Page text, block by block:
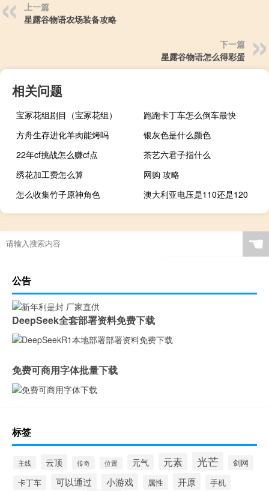
上一篇
星露谷物语农场装备攻略
下一篇
星露谷物语怎么得彩蛋
相关问题
宝冢花组剧目（宝冢花组）
跑跑卡丁车怎么倒车最快
方舟生存进化羊肉能烤吗
银灰色是什么颜色
22年cf挑战怎么赚cf点
茶艺六君子指什么
绣花加工费怎么算
网购 攻略
怎么收集竹子原神角色
澳大利亚电压是110还是120
☚
公告
DeepSeek全套部署资料免费下载
免费可商用字体批量下载
标签
主线 云顶 传奇 位置 元气 元素 光芒 剑网
卡丁车 可以通过 小游戏 属性 开原 手机